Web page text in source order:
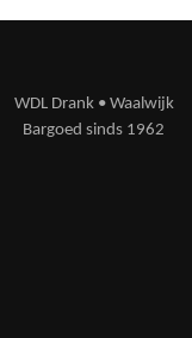
WDL Drank • Waalwijk
Bargoed sinds 1962